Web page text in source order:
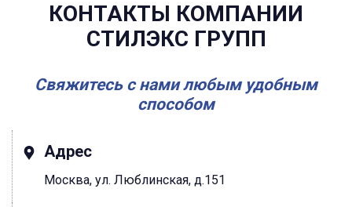
КОНТАКТЫ КОМПАНИИ
СТИЛЭКС ГРУПП
Свяжитесь с нами любым удобным
способом
Адрес
Москва, ул. Люблинская, д.151